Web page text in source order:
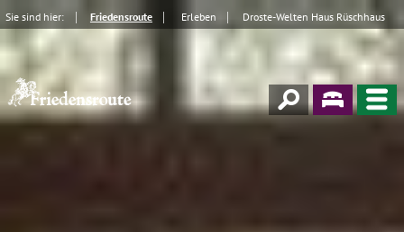
Sie sind hier: Friedensroute Erleben Droste-Welten Haus Rüschhaus